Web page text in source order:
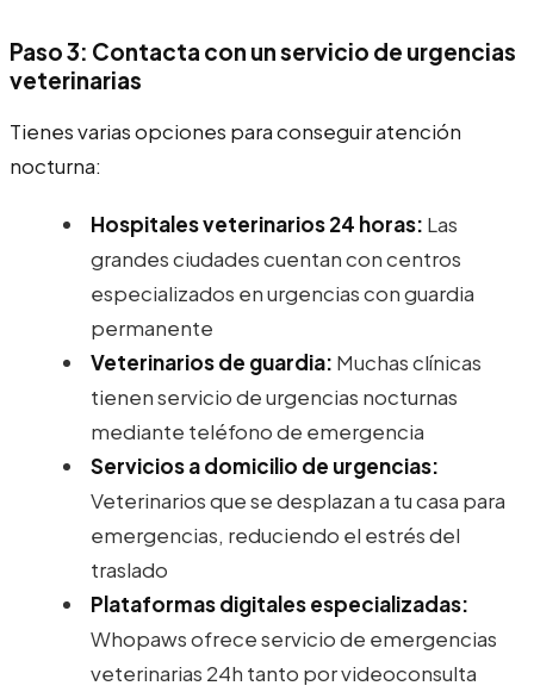
Paso 3: Contacta con un servicio de urgencias
veterinarias
Tienes varias opciones para conseguir atención
nocturna:
Hospitales veterinarios 24 horas: Las
grandes ciudades cuentan con centros
especializados en urgencias con guardia
permanente
Veterinarios de guardia: Muchas clínicas
tienen servicio de urgencias nocturnas
mediante teléfono de emergencia
Servicios a domicilio de urgencias:
Veterinarios que se desplazan a tu casa para
emergencias, reduciendo el estrés del
traslado
Plataformas digitales especializadas:
Whopaws ofrece servicio de emergencias
veterinarias 24h tanto por videoconsulta